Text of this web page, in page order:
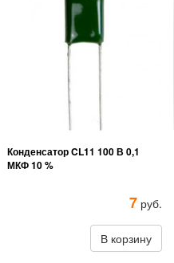
Конденсатор CL11 100 В 0,1
МКФ 10 %
7 руб.
В корзину